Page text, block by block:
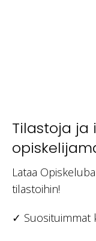
Tilastoja ja
Lataa
tilastoihin!
✓ Suosituimmat